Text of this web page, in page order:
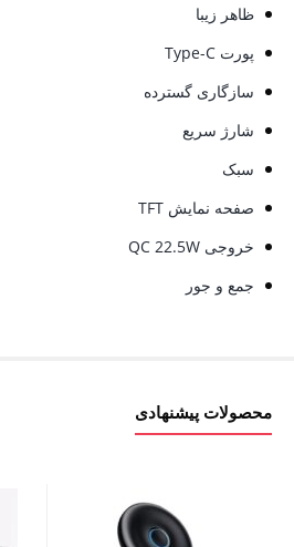
ظاهر زیبا
پورت Type-C
سازگاری گسترده
شارژ سریع
سبک
صفحه نمایش TFT
خروجی QC 22.5W
جمع و جور
محصولات پیشنهادی